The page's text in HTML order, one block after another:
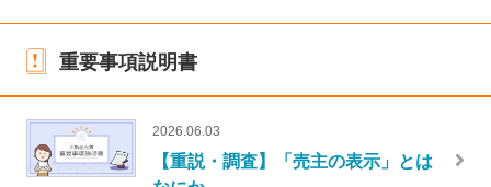
重要事項説明書
2026.06.03
【重説・調査】「売主の表示」とは